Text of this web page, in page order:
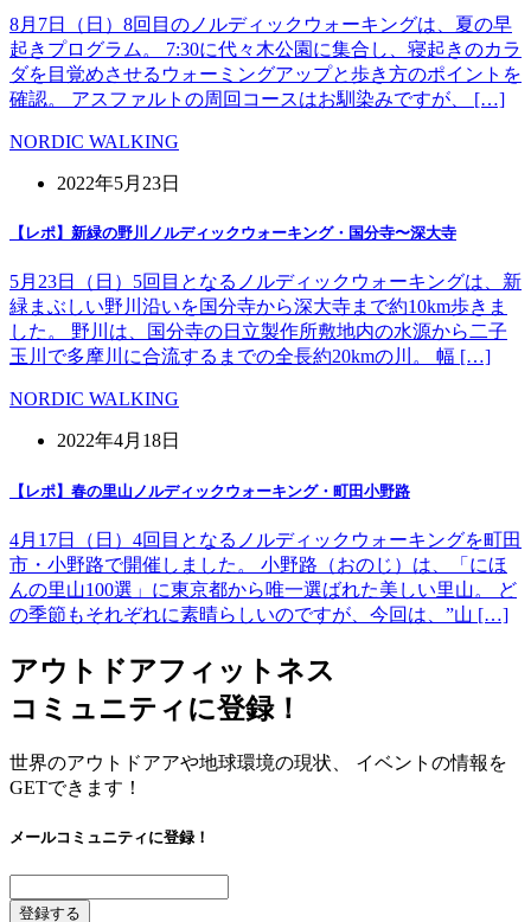
8月7日（日）8回目のノルディックウォーキングは、夏の早
起きプログラム。 7:30に代々木公園に集合し、寝起きのカラ
ダを目覚めさせるウォーミングアップと歩き方のポイントを
確認。 アスファルトの周回コースはお馴染みですが、 […]
NORDIC WALKING
2022年5月23日
【レポ】新緑の野川ノルディックウォーキング・国分寺〜深大寺
5月23日（日）5回目となるノルディックウォーキングは、新
緑まぶしい野川沿いを国分寺から深大寺まで約10km歩きま
した。 野川は、国分寺の日立製作所敷地内の水源から二子
玉川で多摩川に合流するまでの全長約20kmの川。 幅 […]
NORDIC WALKING
2022年4月18日
【レポ】春の里山ノルディックウォーキング・町田小野路
4月17日（日）4回目となるノルディックウォーキングを町田
市・小野路で開催しました。 小野路（おのじ）は、「にほ
んの里山100選」に東京都から唯一選ばれた美しい里山。 ど
の季節もそれぞれに素晴らしいのですが、今回は、”山 […]
アウトドアフィットネス
コミュニティに登録！
世界のアウトドアアや地球環境の現状、 イベントの情報を
GETできます！
メールコミュニティに登録！